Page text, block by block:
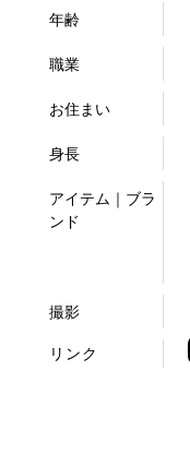
年齢
職業
お住まい
身長
アイテム｜ブラ
ンド
撮影
リンク